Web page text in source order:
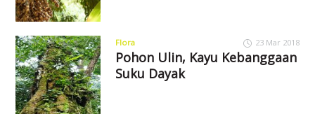
Flora 23 Mar 2018
Pohon Ulin, Kayu Kebanggaan
Suku Dayak